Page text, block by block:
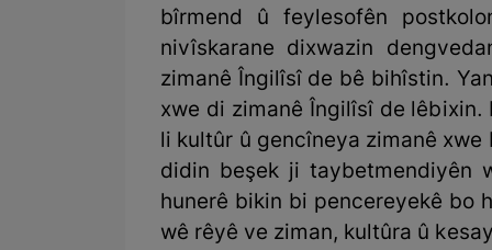
bîrmend û feylesofên
nivîskarane dixwazin
zimanê Îngilîsî de bê bihîstin.
xwe di zimanê Îngilîsî de
li kultûr û gencîneya zimanê
didin beşek ji taybetmendiyên
hunerê bikin bi pencereyekê bo
wê rêyê ve ziman, kultûra û